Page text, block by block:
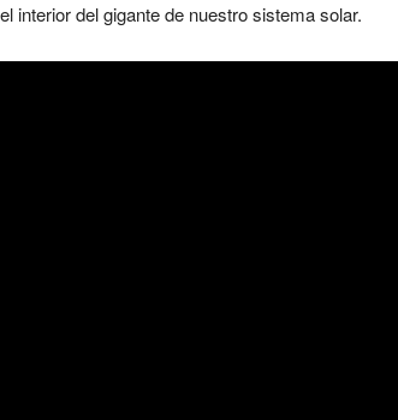
interior del gigante de nuestro sistema solar.